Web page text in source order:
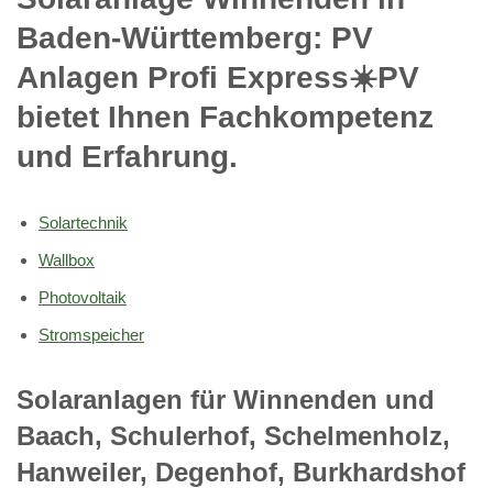
Baden-Württemberg: PV
Anlagen Profi Express☀️PV️
bietet Ihnen Fachkompetenz
und Erfahrung.
Solartechnik
Wallbox
Photovoltaik
Stromspeicher
Solaranlagen für Winnenden und
Baach, Schulerhof, Schelmenholz,
Hanweiler, Degenhof, Burkhardshof